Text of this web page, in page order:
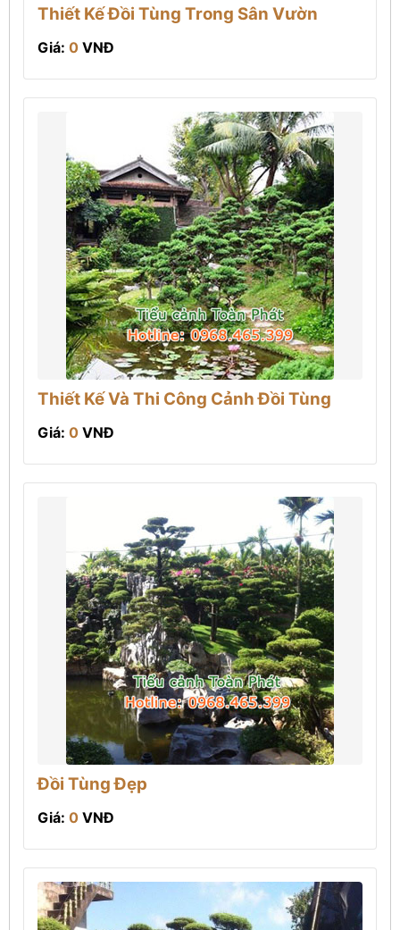
Thiết Kế Đồi Tùng Trong Sân Vườn
Giá: 0 VNĐ
Thiết Kế Và Thi Công Cảnh Đồi Tùng
Giá: 0 VNĐ
Đồi Tùng Đẹp
Giá: 0 VNĐ